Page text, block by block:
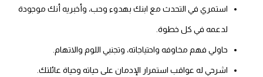
استمري في التحدث مع ابنك بهدوء وحب، وأخبريه أنك موجودة
لدعمه في كل خطوة.
حاولي فهم مخاوفه واحتياجاته، وتجنبي اللوم والاتهام.
اشرحي له عواقب استمرار الإدمان على حياته وحياة عائلتك.